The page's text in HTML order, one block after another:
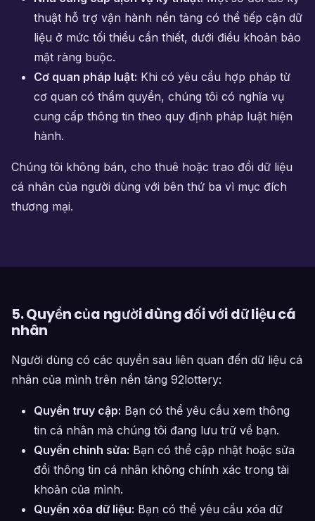
thuật hỗ trợ vận hành nền tảng có thể tiếp cận dữ
liệu ở mức tối thiểu cần thiết, dưới điều khoản bảo
mật ràng buộc.
Cơ quan pháp luật: Khi có yêu cầu hợp pháp từ
cơ quan có thẩm quyền, chúng tôi có nghĩa vụ
cung cấp thông tin theo quy định pháp luật hiện
hành.
Chúng tôi không bán, cho thuê hoặc trao đổi dữ liệu
cá nhân của người dùng với bên thứ ba vì mục đích
thương mại.
5. Quyền của người dùng đối với dữ liệu cá
nhân
Người dùng có các quyền sau liên quan đến dữ liệu cá
nhân của mình trên nền tảng 92lottery:
Quyền truy cập: Bạn có thể yêu cầu xem thông
tin cá nhân mà chúng tôi đang lưu trữ về bạn.
Quyền chỉnh sửa: Bạn có thể cập nhật hoặc sửa
đổi thông tin cá nhân không chính xác trong tài
khoản của mình.
Quyền xóa dữ liệu: Bạn có thể yêu cầu xóa dữ